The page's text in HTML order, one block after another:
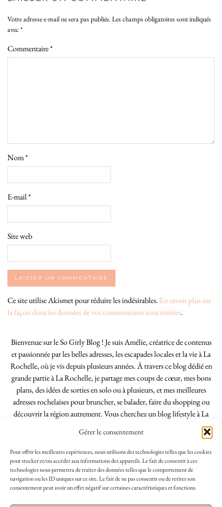
Gérer le consentement
Pour offrir les meilleures expériences, nous utilisons des technologies telles que les cookies
pour stocker et/ou accéder aux informations des appareils. Le fait de consentir à ces
technologies nous permettra de traiter des données telles que le comportement de
navigation ou les ID uniques sur ce site. Le fait de ne pas consentir ou de retirer son
consentement peut avoir un effet négatif sur certaines caractéristiques et fonctions.
Votre adresse e-mail ne sera pas publiée.Les champs obligatoires sont indiqués
avec *
Commentaire*
Nom*
E-mail*
Site web
Ce site utilise Akismet pour réduire les indésirables. En savoir plus sur
la façon dont les données de vos commentaires sont traitées.
Bienvenue sur le So Girly Blog ! Je suis Amélie, créatrice de contenus
et passionnée par les belles adresses, les escapades locales et la vie à La
Rochelle, où je vis depuis plusieurs années. À travers ce blog dédié en
grande partie à La Rochelle, je partage mes coups de cœur, mes bons
plans, des idées de sorties en solo ou à plusieurs, et mes meilleures
adresses rochelaises pour bruncher, se balader, faire du shopping ou
découvrir la région autrement. Vous cherchez un blog lifestyle à La
Rochelle, tenu par une locale ? Vous êtes au bon endroit. Que vous
soyez Rochelais·e ou de passage dans notre belle ville, j’espère que mes
articles vous aideront à profiter de La Rochelle comme un·e vrai·e
initié·e. !